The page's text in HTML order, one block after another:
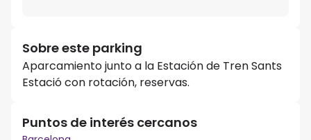
Sobre este parking
Aparcamiento junto a la Estación de Tren Sants
Estació con rotación, reservas.
Puntos de interés cercanos